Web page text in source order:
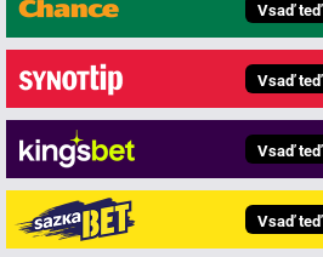
Vsaď teď
Vsaď teď
Vsaď teď
Vsaď teď